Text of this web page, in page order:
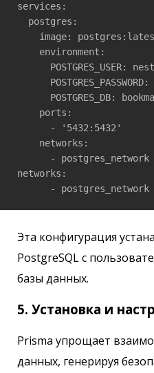
services:
  postgres:
image:
    environment:
POSTGRES_USER:
POSTGRES_PASSWORD:
POSTGRES_DB:
    ports:
      - '5432:5432'
    networks:
      - postgres_network
networks:
      - postgres_network
Эта конфигурация
PostgreSQL с
базы данных.
5. Установка и
Prisma упрощает
данных, генерируя